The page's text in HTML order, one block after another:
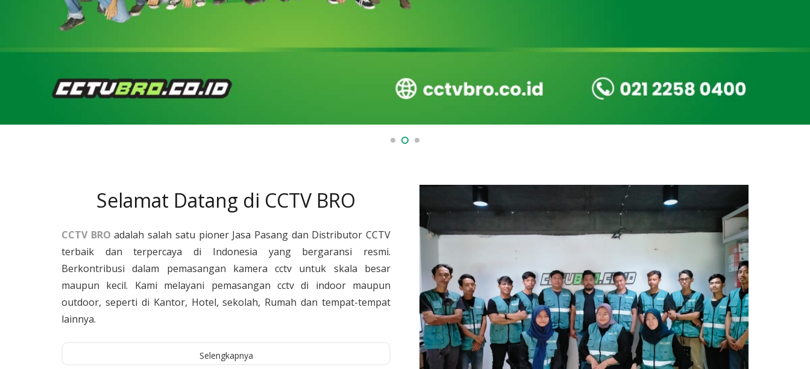
Selamat Datang di CCTV BRO
CCTV BRO adalah salah satu pioner Jasa Pasang dan Distributor CCTV
terbaik dan terpercaya di Indonesia yang bergaransi resmi.
Berkontribusi dalam pemasangan kamera cctv untuk skala besar
maupun kecil. Kami melayani pemasangan cctv di indoor maupun
outdoor, seperti di Kantor, Hotel, sekolah, Rumah dan tempat-tempat
lainnya.
Selengkapnya